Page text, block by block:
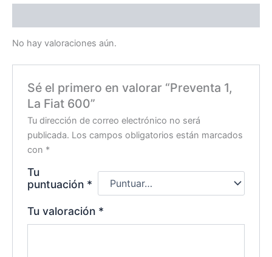
No hay valoraciones aún.
Sé el primero en valorar “Preventa 1,
La Fiat 600”
Tu dirección de correo electrónico no será
publicada. Los campos obligatorios están marcados
con *
Tu
puntuación *
Tu valoración *